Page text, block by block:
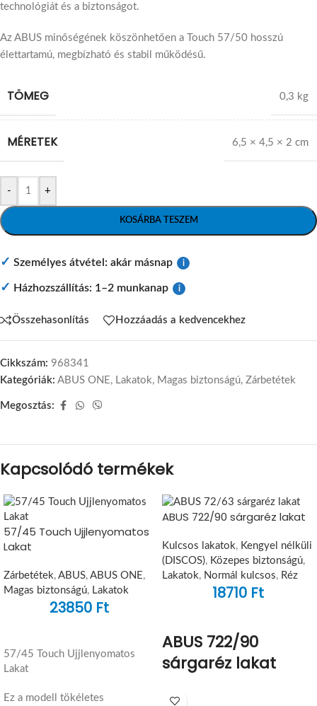
technológiát és a biztonságot.
Az ABUS minőségének köszönhetően a Touch 57/50 hosszú
élettartamú, megbízható és stabil működésű.
TÖMEG 0,3 kg
MÉRETEK 6,5 × 4,5 × 2 cm
- +
KOSÁRBA TESZEM
✓ Személyes átvétel: akár másnap i
✓ Házhozszállítás: 1–2 munkanap i
Összehasonlítás Hozzáadás a kedvencekhez
Cikkszám: 968341
Kategóriák: ABUS ONE, Lakatok, Magas biztonságú, Zárbetétek
Megosztás:
Kapcsolódó termékek
57/45 Touch Ujjlenyomatos
Lakat
Zárbetétek, ABUS, ABUS ONE,
Magas biztonságú, Lakatok
23850 Ft
57/45 Touch Ujjlenyomatos
Lakat
Ez a modell tökéletes
ABUS 722/90 sárgaréz lakat
Kulcsos lakatok, Kengyel nélküli
(DISCOS), Közepes biztonságú,
Lakatok, Normál kulcsos, Réz
18710 Ft
ABUS 722/90
sárgaréz lakat